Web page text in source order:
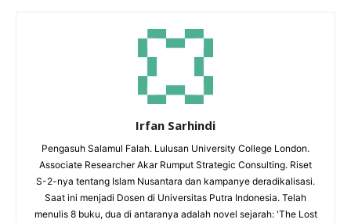
Irfan Sarhindi
Pengasuh Salamul Falah. Lulusan University College London.
Associate Researcher Akar Rumput Strategic Consulting. Riset
S-2-nya tentang Islam Nusantara dan kampanye deradikalisasi.
Saat ini menjadi Dosen di Universitas Putra Indonesia. Telah
menulis 8 buku, dua di antaranya adalah novel sejarah: 'The Lost